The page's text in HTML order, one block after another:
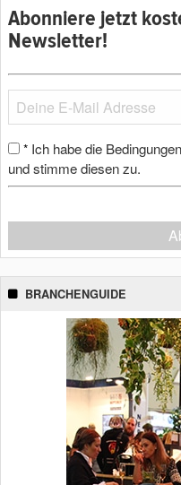
Abonniere jetzt
Newsletter!
* Ich habe die
und stimme diesen zu.
BRANCHENGUIDE